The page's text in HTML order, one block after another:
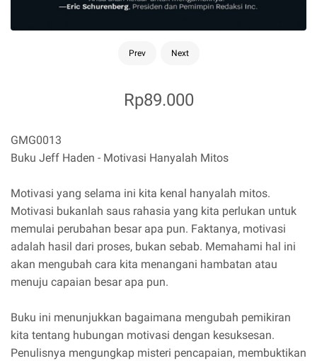
Prev Next
Rp89.000
GMG0013
Buku Jeff Haden - Motivasi Hanyalah Mitos
Motivasi yang selama ini kita kenal hanyalah mitos.
Motivasi bukanlah saus rahasia yang kita perlukan untuk
memulai perubahan besar apa pun. Faktanya, motivasi
adalah hasil dari proses, bukan sebab. Memahami hal ini
akan mengubah cara kita menangani hambatan atau
menuju capaian besar apa pun.
Buku ini menunjukkan bagaimana mengubah pemikiran
kita tentang hubungan motivasi dengan kesuksesan.
Penulisnya mengungkap misteri pencapaian, membuktikan